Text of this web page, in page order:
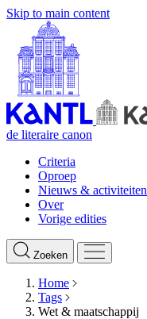
Skip to main content
de literaire canon
Criteria
Oproep
Nieuws & activiteiten
Over
Vorige edities
Zoeken
Home
Tags
Wet & maatschappij